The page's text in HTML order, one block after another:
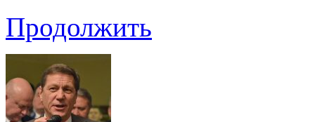
Продолжить